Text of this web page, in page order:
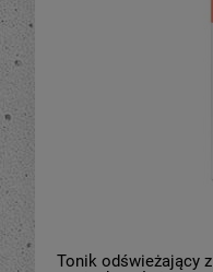
Tonik odświeżający